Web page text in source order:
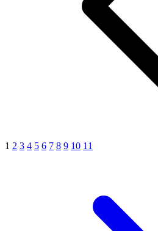
1 2 3 4 5 6 7 8 9 10 11